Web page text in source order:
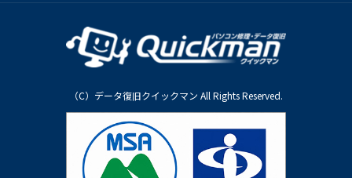
（C）データ復旧クイックマン All Rights Reserved.